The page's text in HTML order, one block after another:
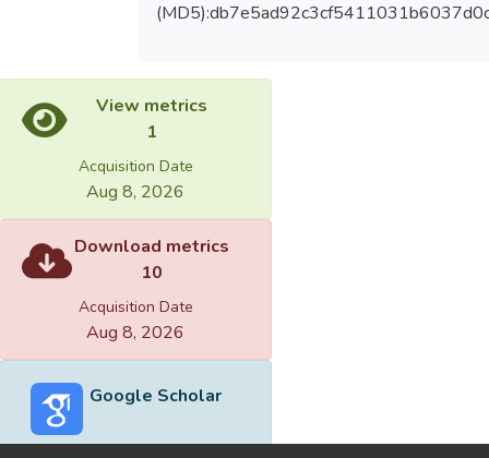
View metrics
1
Acquisition Date
Aug 8, 2026
Download metrics
10
Acquisition Date
Aug 8, 2026
Google Scholar